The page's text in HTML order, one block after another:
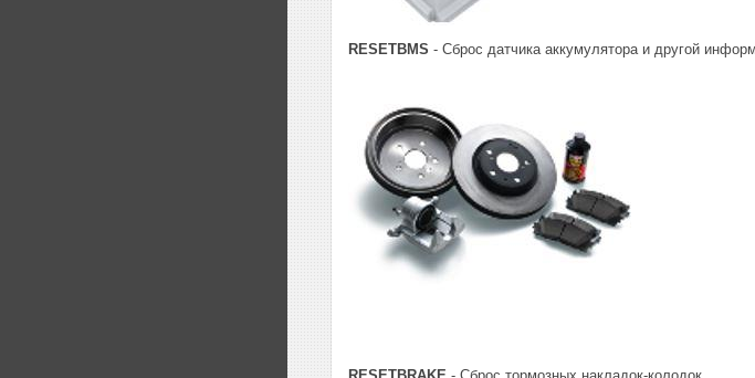
RESETBMS - Сброс датчика аккумулятора и другой